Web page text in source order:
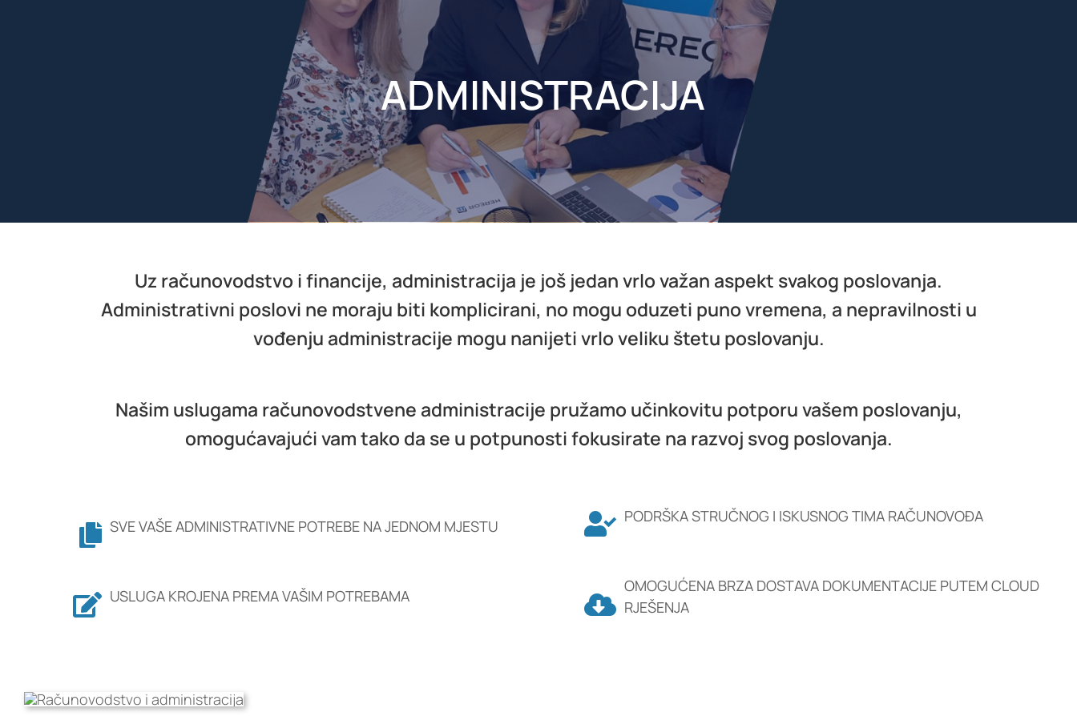
ADMINISTRACIJA
Uz računovodstvo i financije, administracija je još jedan vrlo važan aspekt svakog poslovanja.
Administrativni poslovi ne moraju biti komplicirani, no mogu oduzeti puno vremena, a nepravilnosti u
vođenju administracije mogu nanijeti vrlo veliku štetu poslovanju.
Našim uslugama računovodstvene administracije pružamo učinkovitu potporu vašem poslovanju,
omogućavajući vam tako da se u potpunosti fokusirate na razvoj svog poslovanja.
SVE VAŠE ADMINISTRATIVNE POTREBE NA JEDNOM MJESTU
USLUGA KROJENA PREMA VAŠIM POTREBAMA
PODRŠKA STRUČNOG I ISKUSNOG TIMA RAČUNOVOĐA
OMOGUĆENA BRZA DOSTAVA DOKUMENTACIJE PUTEM CLOUD
RJEŠENJA